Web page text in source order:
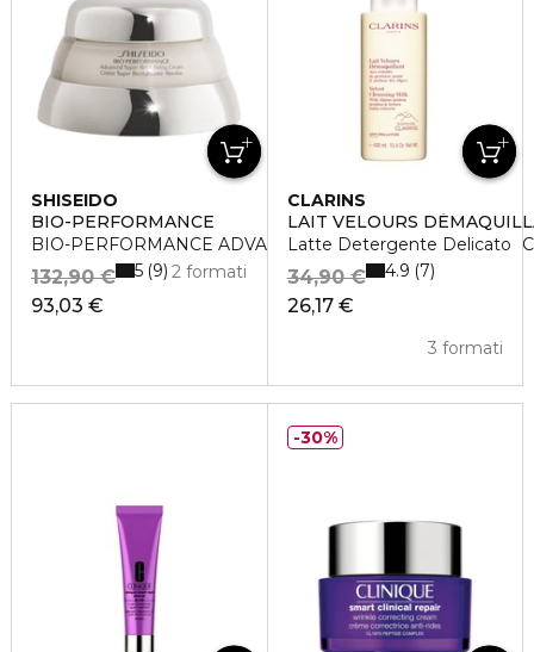
SHISEIDO
BIO-PERFORMANCE
BIO-PERFORMANCE ADVANCED SUPER REVITALIZING
93,03 €
132,90 € 2 formati
5 9
CLARINS
LAIT VELOURS
Latte Detergente Delicato
26,17 €
34,90 €
3 formati
4.9 7
30%